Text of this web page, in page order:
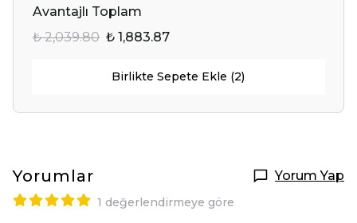
Avantajlı Toplam
₺ 2,039.80 ₺ 1,883.87
Birlikte Sepete Ekle (2)
Yorumlar Yorum Yap
1 değerlendirmeye göre